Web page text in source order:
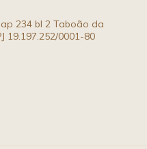
234 bl 2 Taboão da
19.197.252/0001-80